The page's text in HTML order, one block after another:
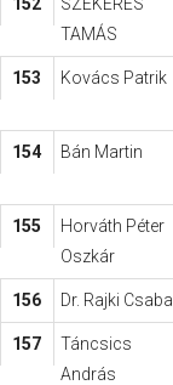
TAMÁS
153 Kovács Patrik
154 Bán Martin
155
Horváth Péter
Oszkár
156 Dr. Rajki Csaba
157
Táncsics
András